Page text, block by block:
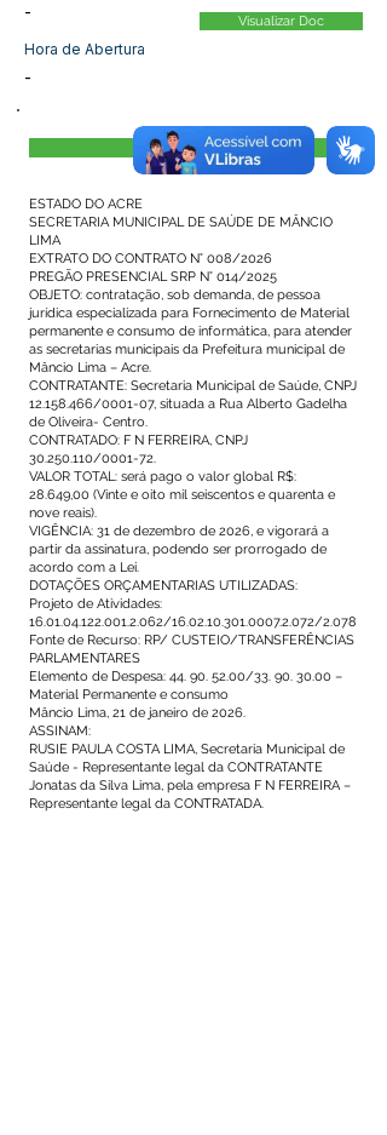
-
Hora de Abertura
-
Visualizar Doc
Visualizar
ESTADO DO ACRE
SECRETARIA MUNICIPAL DE SAÚDE DE MÂNCIO
LIMA
EXTRATO DO CONTRATO N° 008/2026
PREGÃO PRESENCIAL SRP N° 014/2025
OBJETO: contratação, sob demanda, de pessoa
jurídica especializada para Fornecimento de Material
permanente e consumo de informática, para atender
as secretarias municipais da Prefeitura municipal de
Mâncio Lima – Acre.
CONTRATANTE: Secretaria Municipal de Saúde, CNPJ
12.158.466/0001-07, situada a Rua Alberto Gadelha
de Oliveira- Centro.
CONTRATADO: F N FERREIRA, CNPJ
30.250.110/0001-72.
VALOR TOTAL: será pago o valor global R$:
28.649,00 (Vinte e oito mil seiscentos e quarenta e
nove reais).
VIGÊNCIA: 31 de dezembro de 2026, e vigorará a
partir da assinatura, podendo ser prorrogado de
acordo com a Lei.
DOTAÇÕES ORÇAMENTARIAS UTILIZADAS:
Projeto de Atividades:
16.01.04.122.001.2.062/16.02.10.301.0007.2.072/2.078
Fonte de Recurso: RP/ CUSTEIO/TRANSFERÊNCIAS
PARLAMENTARES
Elemento de Despesa: 44. 90. 52.00/33. 90. 30.00 –
Material Permanente e consumo
Mâncio Lima, 21 de janeiro de 2026.
ASSINAM:
RUSIE PAULA COSTA LIMA, Secretaria Municipal de
Saúde - Representante legal da CONTRATANTE
Jonatas da Silva Lima, pela empresa F N FERREIRA –
Representante legal da CONTRATADA.